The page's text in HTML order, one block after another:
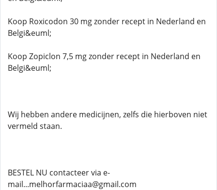
Koop Roxicodon 30 mg zonder recept in Nederland en
Belgi&euml;
Koop Zopiclon 7,5 mg zonder recept in Nederland en
Belgi&euml;
Wij hebben andere medicijnen, zelfs die hierboven niet
vermeld staan.
BESTEL NU contacteer via e-
mail...melhorfarmaciaa@gmail.com